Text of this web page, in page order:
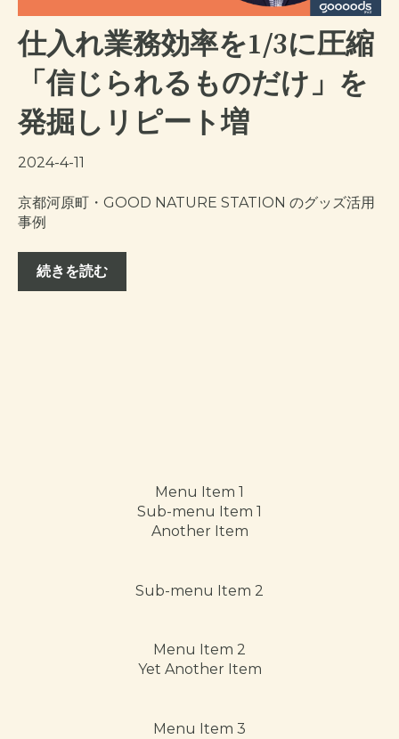
仕入れ業務効率を1/3に圧縮
「信じられるものだけ」を
発掘しリピート増
2024-4-11
京都河原町・GOOD NATURE STATION のグッズ活用
事例
続きを読む
Menu Item 1
Sub-menu Item 1
Another Item
Sub-menu Item 2
Menu Item 2
Yet Another Item
Menu Item 3